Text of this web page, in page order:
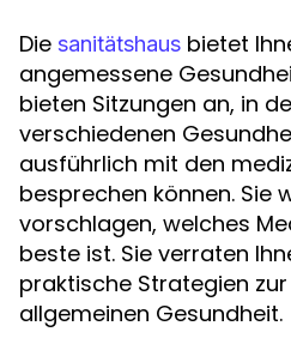
Die sanitätshaus bietet
angemessene
bieten Sitzungen an, in
verschiedenen
ausführlich mit den
besprechen können. Sie
vorschlagen, welches
beste ist. Sie verraten
praktische Strategien
allgemeinen Gesundheit.